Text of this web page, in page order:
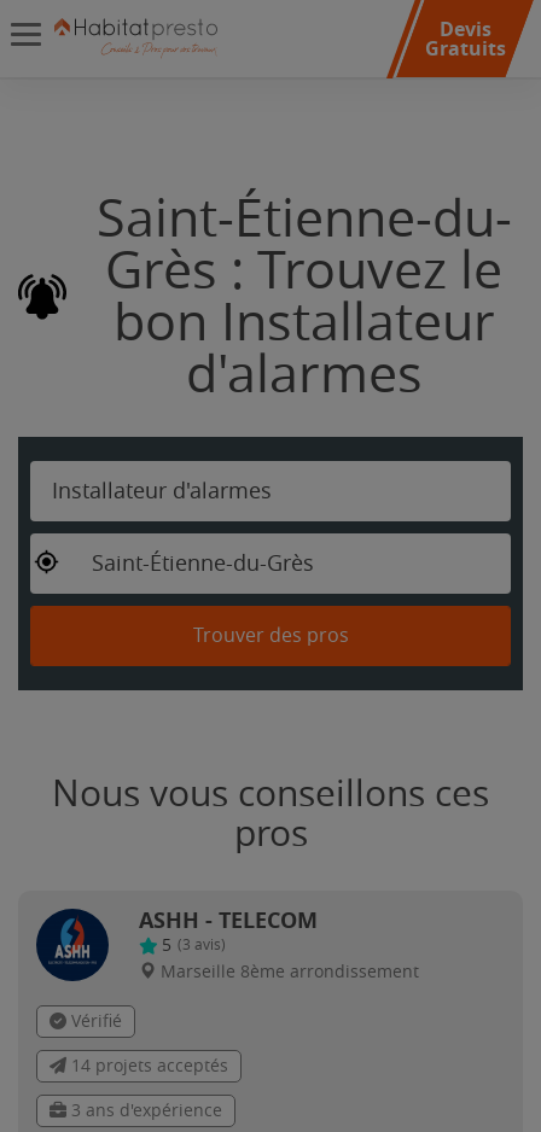
Devis
Gratuits
Saint-Étienne-du-
Grès : Trouvez le
bon Installateur
d'alarmes
Installateur d'alarmes
Saint-Étienne-du-Grès
Trouver des pros
Nous vous conseillons ces
pros
ASHH - TELECOM
5 (3 avis)
Marseille 8ème arrondissement
Vérifié
14 projets acceptés
3 ans d'expérience